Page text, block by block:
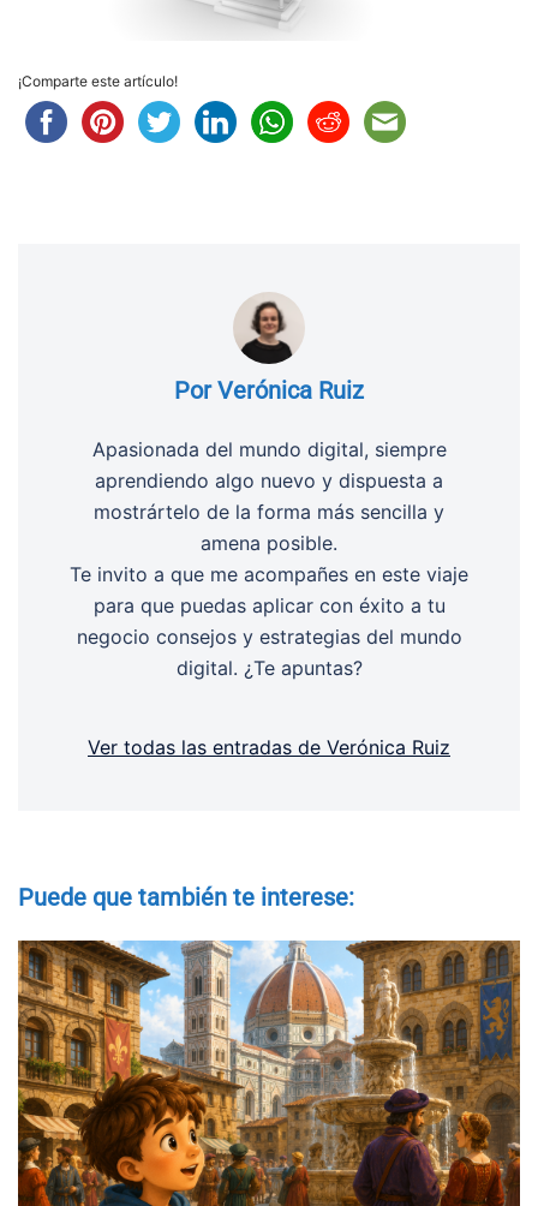
¡Comparte este artículo!
Por Verónica Ruiz
Apasionada del mundo digital, siempre
aprendiendo algo nuevo y dispuesta a
mostrártelo de la forma más sencilla y
amena posible.
Te invito a que me acompañes en este viaje
para que puedas aplicar con éxito a tu
negocio consejos y estrategias del mundo
digital. ¿Te apuntas?
Ver todas las entradas de Verónica Ruiz
Puede que también te interese: